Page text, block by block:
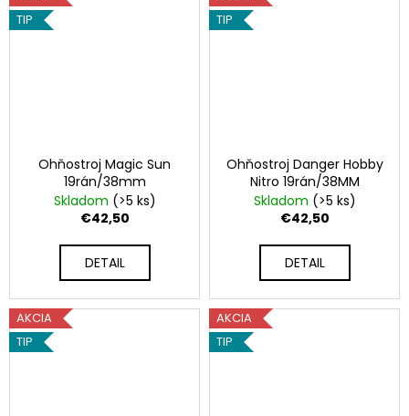
TIP
Ohňostroj Magic Sun
19rán/38mm
Skladom (>5 ks)
€42,50
DETAIL
TIP
Ohňostroj Danger Hobby
Nitro 19rán/38MM
Skladom (>5 ks)
€42,50
DETAIL
AKCIA
TIP
AKCIA
TIP